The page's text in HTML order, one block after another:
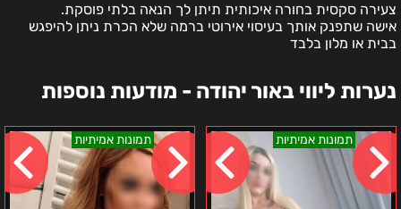
צעירה סקסית בחורה איכותית תיתן לך הנאה בלתי פוסקת.
אישה שתפנק אותך בעיסוי אירוטי ברמה שלא הכרת ניתן להיפגש
בבית או מלון בלבד
נערות ליווי באור יהודה - מודעות נוספות
תמונות אמיתיות
אלכסה
–
קריות
תמונות אמיתיות
באזור
הצפון
-
קרינה